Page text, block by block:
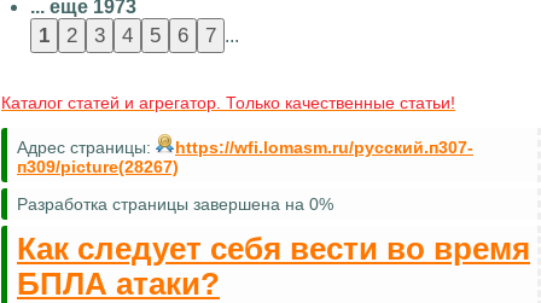
... еще 1973
...
Каталог статей и агрегатор. Только качественные статьи!
Адрес страницы:
https://wfi.lomasm.ru/русский.п307-
п309/picture(28267)
Разработка страницы завершена на 0%
Как следует себя вести во время
БПЛА атаки?